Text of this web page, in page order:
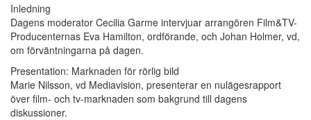
Inledning
Dagens moderator Cecilia Garme intervjuar arrangören Film&TV-
Producenternas Eva Hamilton, ordförande, och Johan Holmer, vd,
om förväntningarna på dagen.
Presentation: Marknaden för rörlig bild
Marie Nilsson, vd Mediavision, presenterar en nulägesrapport
över film- och tv-marknaden som bakgrund till dagens
diskussioner.